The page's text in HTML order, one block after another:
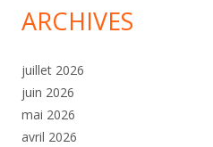
ARCHIVES
juillet 2026
juin 2026
mai 2026
avril 2026